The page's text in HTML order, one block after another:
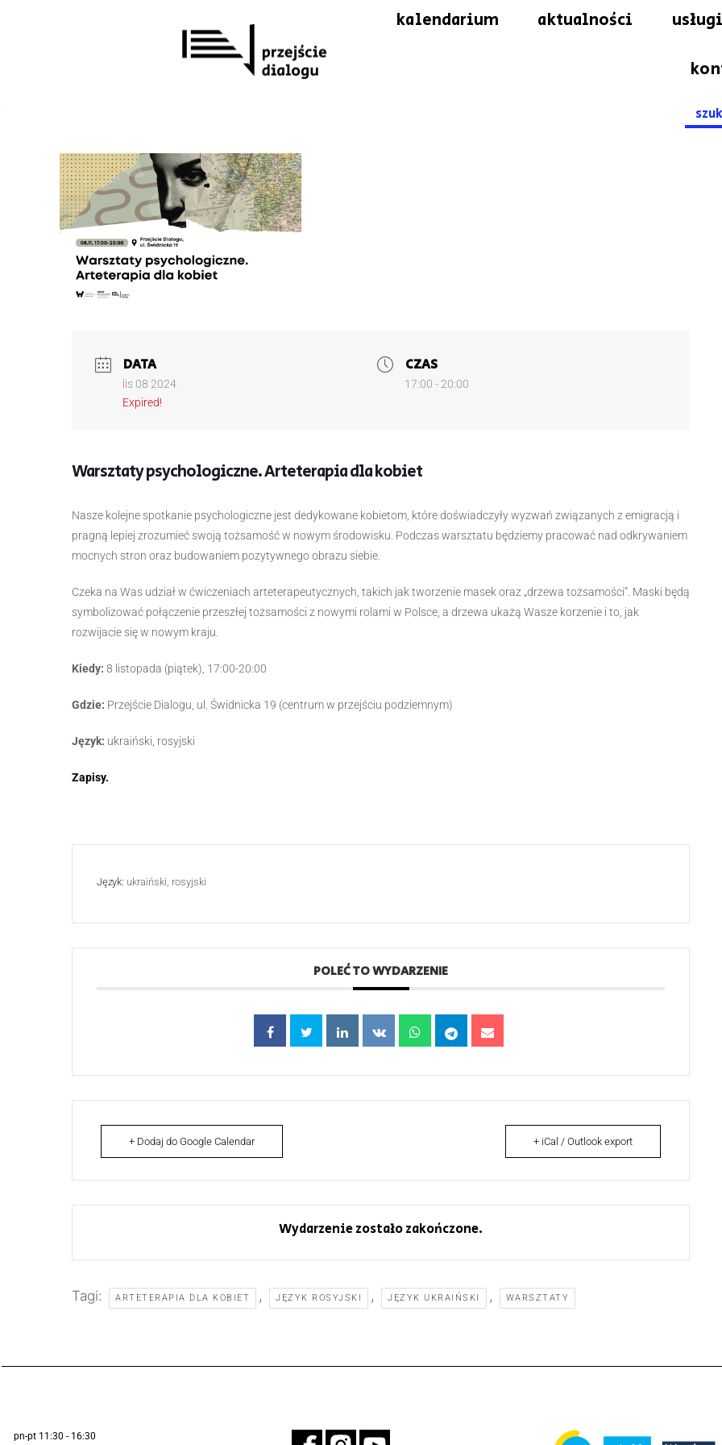
kalendarium aktualności
for:
DATA
lis 08 2024
Expired!
CZAS
17:00 - 20:00
Warsztaty psychologiczne. Arteterapia dla kobiet
Nasze kolejne spotkanie psychologiczne jest dedykowane kobietom, które doświadczyły wyzwań związanych z emigracją i
pragną lepiej zrozumieć swoją tożsamość w nowym środowisku. Podczas warsztatu będziemy pracować nad odkrywaniem
mocnych stron oraz budowaniem pozytywnego obrazu siebie.
Czeka na Was udział w ćwiczeniach arteterapeutycznych, takich jak tworzenie masek oraz „drzewa tożsamości”. Maski będą
symbolizować połączenie przeszłej tożsamości z nowymi rolami w Polsce, a drzewa ukażą Wasze korzenie i to, jak
rozwijacie się w nowym kraju.
Kiedy: 8 listopada (piątek), 17:00-20:00
Gdzie: Przejście Dialogu, ul. Świdnicka 19 (centrum w przejściu podziemnym)
Język: ukraiński, rosyjski
Zapisy.
Język: ukraiński, rosyjski
POLEĆ TO WYDARZENIE
+ Dodaj do Google Calendar + iCal / Outlook export
Wydarzenie zostało zakończone.
Tagi: ARTETERAPIA DLA KOBIET , JĘZYK ROSYJSKI , JĘZYK UKRAIŃSKI , WARSZTATY
pn-pt 11:30 - 16:30